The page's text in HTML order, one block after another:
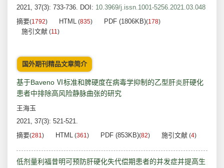
2021, 37(3): 733-736. DOI: 10.3969/j.issn.1001-5256.2021.03.048
摘要(1792) HTML (835) PDF (1806KB)(178)
施引文献 (11)
国外期刊精品文章简介
基于Baveno Ⅵ标准和脾硬度在病毒学抑制的乙型肝炎肝硬化
患者中排除高风险静脉曲张的研究
王海玉
2021, 37(3): 521-521.
摘要(281) HTML (361) PDF (853KB)(82) 施引文献 (4)
低剂量利福昔明可预防肝硬化失代偿期患者的并发症并提高生